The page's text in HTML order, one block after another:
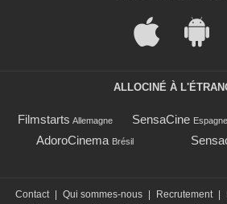
ALLOCINÉ À
Filmstarts Allemagne SensaCine Espagne
AdoroCinema Brésil
Contact Qui sommes-nous Recrutement